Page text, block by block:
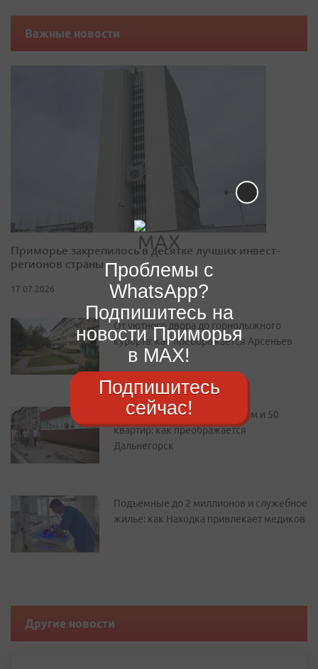
Важные новости
Приморье закрепилось в десятке лучших инвест-
регионов страны
17.07.2026
От уютного двора до горнолыжного
курорта: как преображается Арсеньев
Новый парк, сквер с фонтаном и 50
квартир: как преображается
Дальнегорск
Подъемные до 2 миллионов и служебное
жилье: как Находка привлекает медиков
Другие новости
Проблемы с
WhatsApp?
Подпишитесь на
новости Приморья
в MAX!
Подпишитесь
сейчас!